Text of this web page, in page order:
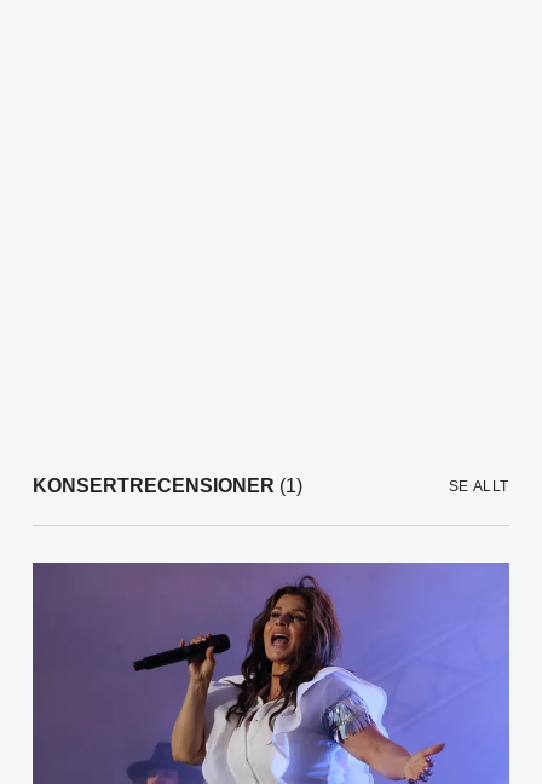
KONSERTRECENSIONER (1) SE ALLT